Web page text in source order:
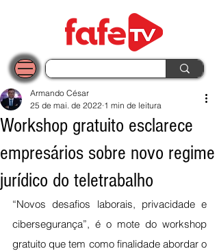
Workshop gratuito esclarece
empresários sobre novo regime
jurídico do teletrabalho
Armando César
25 de mai. de 2022 1 min de leitura
“Novos desafios laborais, privacidade e
cibersegurança”, é o mote do workshop
gratuito que tem como finalidade abordar o